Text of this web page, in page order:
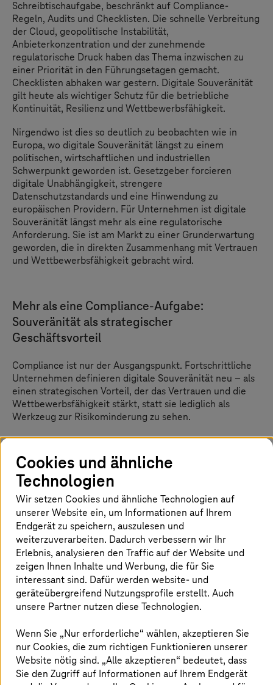
Schreibtischaufgabe, beschränkt auf Compliance-
Regeln, Audits und Checklisten. Die schnelle Verbreitung
der Cloud, geopolitische Instabilität,
Anbieterkonzentration und der zunehmende
regulatorische Druck haben das Thema inzwischen zu
einer Priorität in den Führungsetagen gemacht.
Checklisten abhaken war gestern. Digitale Souveränität
gilt heute als wichtiger Schutz für die betriebliche
Kontinuität, Resilienz und Wettbewerbsfähigkeit.
Nirgendwo ist dies so deutlich zu beobachten wie in
Europa, wo digitale Souveränität längst zu einem
politischen, wirtschaftlichen und industriellen
Schwerpunkt geworden ist. Gesetzgeber forcieren
digitale Unabhängigkeit, strengere
Datenschutzstandards und eine Hinwendung zu
europäischen Providern. Für Unternehmen ist digitale
Souveränität längst mehr als eine regulatorische
Anforderung. Sie ist am Markt zu einer Grunderwartung
geworden, die in direkten Zusammenhang mit Vertrauen
und Wettbewerbsfähigkeit gebracht wird.
Mehr als eine Compliance-Aufgabe:
Souveränität als strategischer
Geschäftsvorteil
Compliance ist nur der Ausgangspunkt. Fortschrittliche
Unternehmen definieren digitale Souveränität neu – als
einen strategischen Vorteil, der das Vertrauen und die
Wettbewerbsfähigkeit stärkt, statt sie lediglich als
Werkzeug zur Risikominderung zu sehen.
Die Cloud bleibt das Rückgrat der digitalen
Transformation. Doch es ist digitale Souveränität, die
eine Vertrauensbasis schafft und Unternehmen das volle
Potenzial des technologischen Fortschritts nutzen lässt.
In Branchen wie Gesundheit, Finanzen, öffentliche
Verwaltung und Verteidigung sind Datenkontrolle und
Datenhoheit Grundvoraussetzungen für die Einführung
von Cloud-Technologie. Ohne digitale Souveränität ist die
Transformation unvollständig.
Branchendaten untermauern den Sinneswandel. Einem
Bericht von Flexera (2025) zufolge betrachten 85 % der
Unternehmen das Kostenmanagement rund um die
Cloud als ihre größte Herausforderung. Hier zeigt sich,
Architekturen ist, die durch digitale Souveränität
unterstützt werden können. 77 % der Unternehmen
geben an, dass Souveränität inzwischen ein wichtiges
Anliegen ist, insbesondere in regulierten Branchen, in
denen Vertrauenswürdigkeit und die Einhaltung von
Cookies und ähnliche
Technologien
Wir setzen Cookies und ähnliche Technologien auf
unserer Website ein, um Informationen auf Ihrem
Endgerät zu speichern, auszulesen und
weiterzuverarbeiten. Dadurch verbessern wir Ihr
Erlebnis, analysieren den Traffic auf der Website und
zeigen Ihnen Inhalte und Werbung, die für Sie
interessant sind. Dafür werden website- und
geräteübergreifend Nutzungsprofile erstellt. Auch
unsere Partner nutzen diese Technologien.
Wenn Sie „Nur erforderliche“ wählen, akzeptieren Sie
nur Cookies, die zum richtigen Funktionieren unserer
Website nötig sind. „Alle akzeptieren“ bedeutet, dass
Sie den Zugriff auf Informationen auf Ihrem Endgerät